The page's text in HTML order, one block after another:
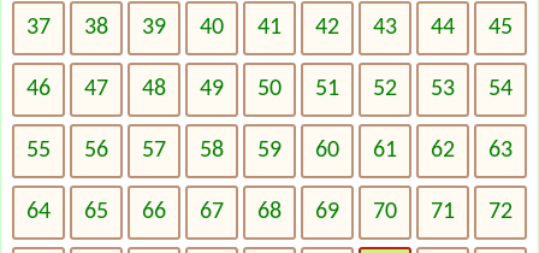
37 38 39 40 41 42 43 44 45
46 47 48 49 50 51 52 53 54
55 56 57 58 59 60 61 62 63
64 65 66 67 68 69 70 71 72